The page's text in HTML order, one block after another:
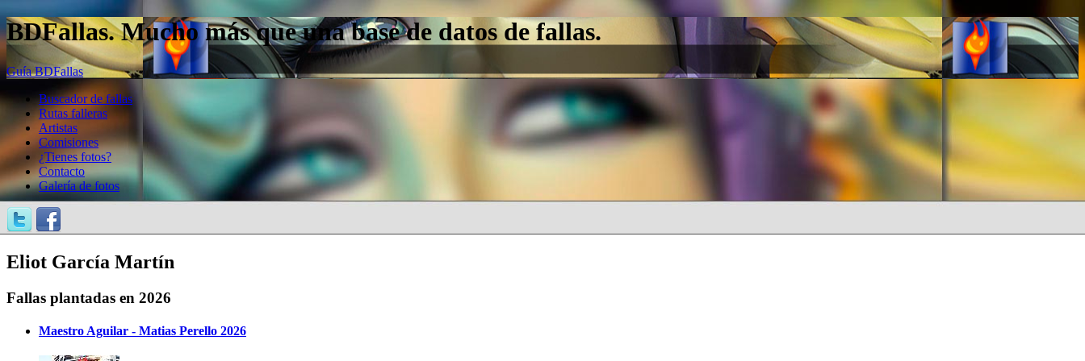
BDFallas. Mucho más que una base de datos de fallas.
Guía BDFallas
Buscador de fallas
Rutas falleras
Artistas
Comisiones
¿Tienes fotos?
Contacto
Galería de fotos
Eliot García Martín
Fallas plantadas en 2026
Maestro Aguilar - Matias Perello 2026